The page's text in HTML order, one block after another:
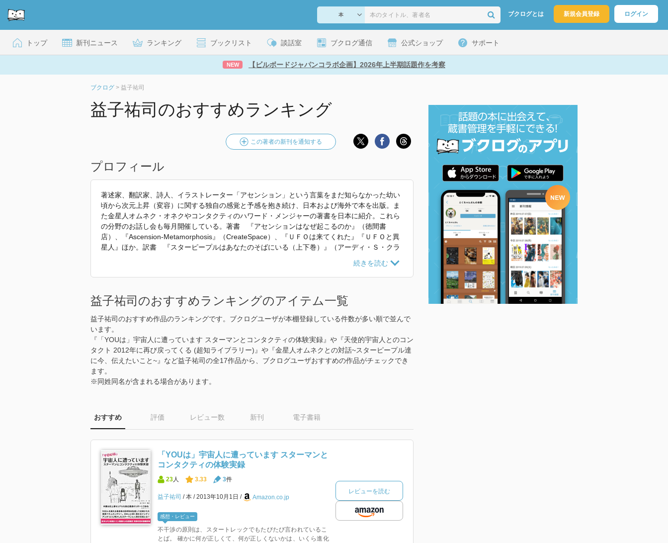
ブクログとは 新規会員登録 ログイン
トップ 新刊ニュース ランキング ブックリスト 談話室 ブクログ通信 公式ショップ サポート
NEW 【ビルボードジャパンコラボ企画】2026年上半期話題作を考察
ブクログ > 益子祐司
益子祐司のおすすめランキング
この著者の新刊を通知する
プロフィール
著述家、翻訳家、詩人、イラストレーター「アセンション」という言葉をまだ知らなかった幼い
頃から次元上昇（変容）に関する独自の感覚と予感を抱き続け、日本および海外で本を出版。ま
た金星人オムネク・オネクやコンタクティのハワード・メンジャーの著書を日本に紹介。これら
の分野のお話し会も毎月開催している。著書 『アセンションはなぜ起こるのか』（徳間書
店）、『Ascension-Metamorphosis』（CreateSpace）、『ＵＦＯは来てくれた』『ＵＦＯと異
星人』ほか。訳書 『スターピープルはあなたのそばにいる（上下巻）』（アーディ・Ｓ・クラ
ムスキー著）、『天使的宇宙人とのコンタクト』（ハワード＆コニー･メンジャー著）、『天使
のノート 』（ジェニー・スメドリー著）、『私はアセンションした惑星から来た』『地球人にな
ージ』『金星人オムネクの教え』（いずれも徳間書店）。
「2023年 『至高なる神性の法則 次元上昇した「金星」の真相と地球の未来』 で使われていた
紹介文から引用しています。」
益子祐司のおすすめランキングのアイテム一覧
益子祐司のおすすめ作品のランキングです。ブクログユーザが本棚登録している件数が多い順で並んで
います。
『「YOUは」宇宙人に遭っています スターマンとコンタクティの体験実録』や『天使的宇宙人とのコン
タクト 2012年に再び戻ってくる (超知ライブラリー)』や『金星人オムネクとの対話~スターピープル達
に今、伝えたいこと~』など益子祐司の全17作品から、ブクログユーザおすすめの作品がチェックでき
ます。
※同姓同名が含まれる場合があります。
おすすめ 評価 レビュー数 新刊 電子書籍
「YOUは」宇宙人に遭っています スターマンと
コンタクティの体験実録
23人 3.33 3件
益子祐司 本 2013年10月1日 Amazon.co.jp
感想・レビュー
不干渉の原則は、スタートレックでもたびたび言われているこ
とば。 確かに何が正しくて、何が正しくないかは、いくら進化
レビューを読む